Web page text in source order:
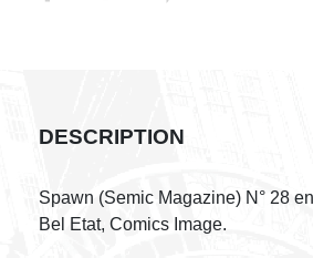
DESCRIPTION
Spawn (Semic Magazine) N° 28
Bel Etat, Comics Image.